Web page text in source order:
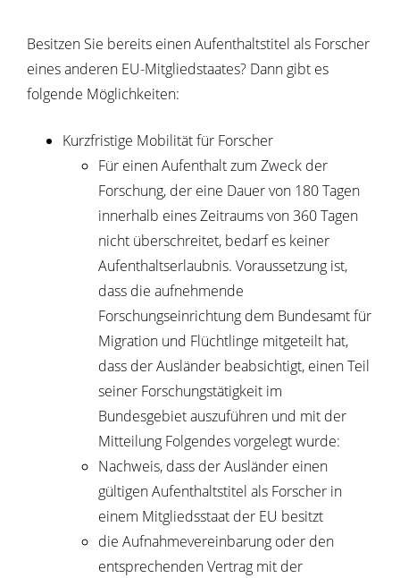
Besitzen Sie bereits einen Aufenthaltstitel als Forscher
eines anderen EU-Mitgliedstaates? Dann gibt es
folgende Möglichkeiten:
Kurzfristige Mobilität für Forscher
Für einen Aufenthalt zum Zweck der
Forschung, der eine Dauer von 180 Tagen
innerhalb eines Zeitraums von 360 Tagen
nicht überschreitet, bedarf es keiner
Aufenthaltserlaubnis. Voraussetzung ist,
dass die aufnehmende
Forschungseinrichtung dem Bundesamt für
Migration und Flüchtlinge mitgeteilt hat,
dass der Ausländer beabsichtigt, einen Teil
seiner Forschungstätigkeit im
Bundesgebiet auszuführen und mit der
Mitteilung Folgendes vorgelegt wurde:
Nachweis, dass der Ausländer einen
gültigen Aufenthaltstitel als Forscher in
einem Mitgliedsstaat der EU besitzt
die Aufnahmevereinbarung oder den
entsprechenden Vertrag mit der